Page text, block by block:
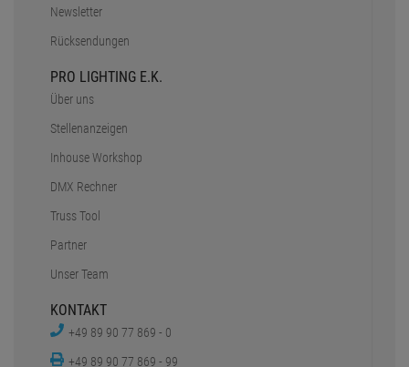
Newsletter
Rücksendungen
PRO LIGHTING E.K.
Über uns
Stellenanzeigen
Inhouse Workshop
DMX Rechner
Truss Tool
Partner
Unser Team
KONTAKT
+49 89 90 77 869 - 0
+49 89 90 77 869 - 99